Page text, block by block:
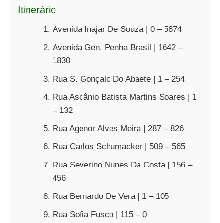
Itinerário
Avenida Inajar De Souza | 0 – 5874
Avenida Gen. Penha Brasil | 1642 –
1830
Rua S. Gonçalo Do Abaete | 1 – 254
Rua Ascânio Batista Martins Soares | 1
– 132
Rua Agenor Alves Meira | 287 – 826
Rua Carlos Schumacker | 509 – 565
Rua Severino Nunes Da Costa | 156 –
456
Rua Bernardo De Vera | 1 – 105
Rua Sofia Fusco | 115 – 0